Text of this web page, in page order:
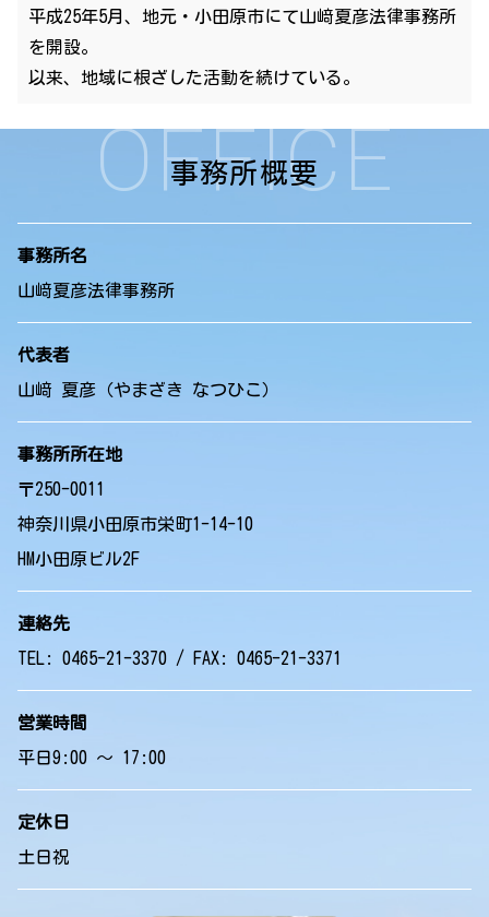
平成25年5月、地元・小田原市にて山﨑夏彦法律事務所
を開設。
以来、地域に根ざした活動を続けている。
OFFICE
事務所概要
事務所名
山﨑夏彦法律事務所
代表者
山﨑 夏彦（やまざき なつひこ）
事務所所在地
〒250-0011
神奈川県小田原市栄町1-14-10
HM小田原ビル2F
連絡先
TEL: 0465-21-3370 / FAX: 0465-21-3371
営業時間
平日9:00 ～ 17:00
定休日
土日祝